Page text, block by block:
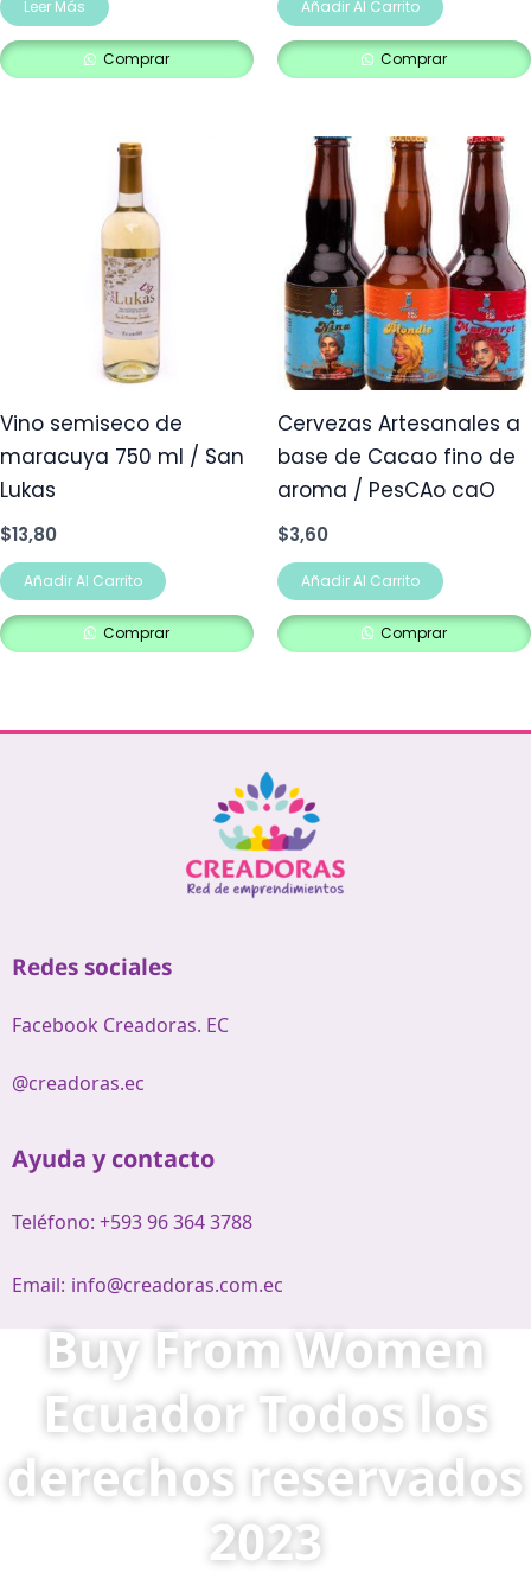
Leer Más
Comprar
Añadir Al Carrito
Comprar
Vino semiseco de
maracuya 750 ml / San
Lukas
$13,80
Añadir Al Carrito
Comprar
Cervezas Artesanales a
base de Cacao fino de
aroma / PesCAo caO
$3,60
Añadir Al Carrito
Comprar
Redes sociales
Facebook Creadoras. EC
@creadoras.ec
Ayuda y contacto
Teléfono: +593 96 364 3788
Email: info@creadoras.com.ec
Buy From Women
Ecuador Todos los
derechos reservados
2023